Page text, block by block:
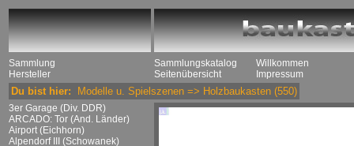
Sammlung
Hersteller
Sammlungskatalog
Seitenübersicht
Willkommen
Impressum
Du bist hier: Modelle u. Spielszenen => Holzbaukasten (550)
3er Garage (Div. DDR)
ARCADO: Tor (And. Länder)
Airport (Eichhorn)
Alpendorf III (Schowanek)